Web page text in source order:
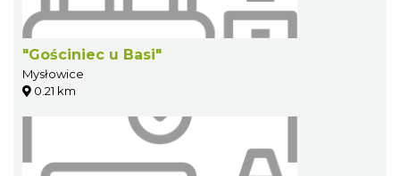
"Gościniec u Basi"
Mysłowice
0.21 km